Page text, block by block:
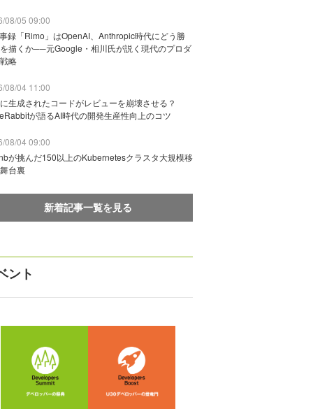
08/05 09:00
録「Rimo」はOpenAI、Anthropic時代にどう勝
描くか──元Google・相川氏が説く現代のプロダ
略
08/04 11:00
生成されたコードがレビューを崩壊させる？
が語るAI時代の開発生産性向上のコツ
08/04 09:00
が挑んだ150以上のKubernetesクラスタ大規模移
台裏
新着記事一覧を見る
ント